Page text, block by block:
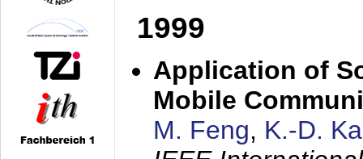
1999
Application of
Mobile
M. Feng, K.-D.